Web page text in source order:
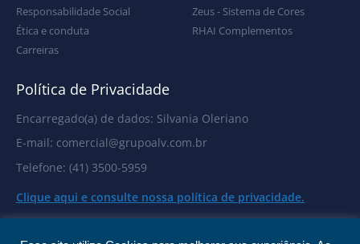
Responsabilidade Social
Ética e conduta
Carreiras
Zeus - Sistema de Cores
RHAI Complementos
Política de Privacidade
Encarregado(a) de dados: Silvania Oleriano
E-mail: comercial@grupoalv.com.br
Telefone: (41) 3500-5959
Clique aqui e consulte nossa política de privacidade.